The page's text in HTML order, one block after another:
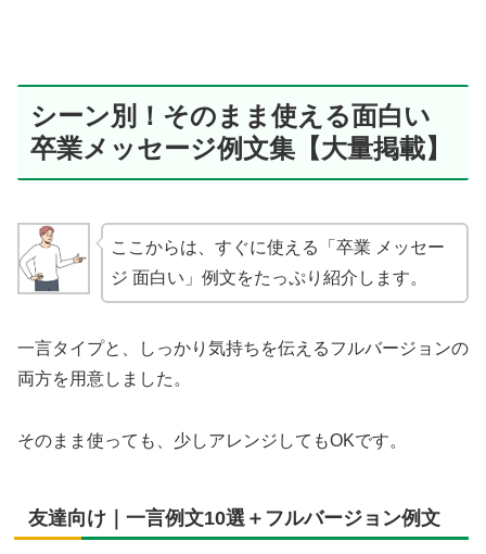
シーン別！そのまま使える面白い
卒業メッセージ例文集【大量掲載】
ここからは、すぐに使える「卒業 メッセー
ジ 面白い」例文をたっぷり紹介します。
一言タイプと、しっかり気持ちを伝えるフルバージョンの
両方を用意しました。
そのまま使っても、少しアレンジしてもOKです。
友達向け｜一言例文10選＋フルバージョン例文